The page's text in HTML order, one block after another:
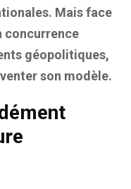
Mais face
concurrence
géopolitiques,
son modèle.